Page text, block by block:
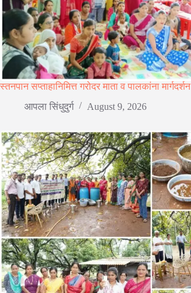
स्तनपान सप्ताहानिमित्त गरोदर माता व पालकांना मार्गदर्शन
आपला सिंधुदुर्ग
August 9, 2026